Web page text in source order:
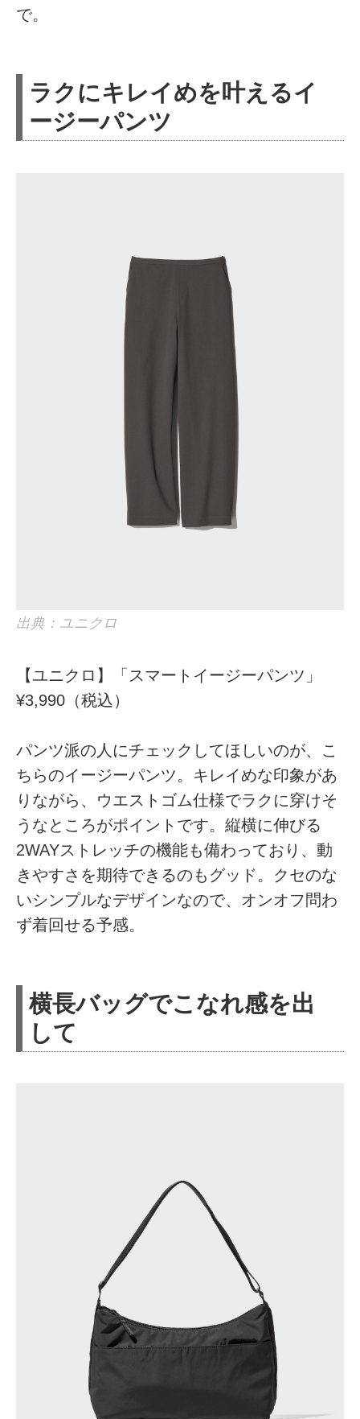
で。
ラクにキレイめを叶えるイ
ージーパンツ
出典：ユニクロ
【ユニクロ】「スマートイージーパンツ」
¥3,990（税込）
パンツ派の人にチェックしてほしいのが、こ
ちらのイージーパンツ。キレイめな印象があ
りながら、ウエストゴム仕様でラクに穿けそ
うなところがポイントです。縦横に伸びる
2WAYストレッチの機能も備わっており、動
きやすさを期待できるのもグッド。クセのな
いシンプルなデザインなので、オンオフ問わ
ず着回せる予感。
横長バッグでこなれ感を出
して